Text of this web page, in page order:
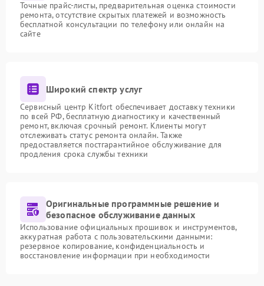
Точные прайс-листы, предварительная оценка стоимости
ремонта, отсутствие скрытых платежей и возможность
бесплатной консультации по телефону или онлайн на
сайте
Широкий спектр услуг
Сервисный центр Kitfort обеспечивает доставку техники
по всей РФ, бесплатную диагностику и качественный
ремонт, включая срочный ремонт. Клиенты могут
отслеживать статус ремонта онлайн. Также
предоставляется постгарантийное обслуживание для
продления срока службы техники
Оригинальные программные решение и
безопасное обслуживание данных
Использование официальных прошивок и инструментов,
аккуратная работа с пользовательскими данными:
резервное копирование, конфиденциальность и
восстановление информации при необходимости